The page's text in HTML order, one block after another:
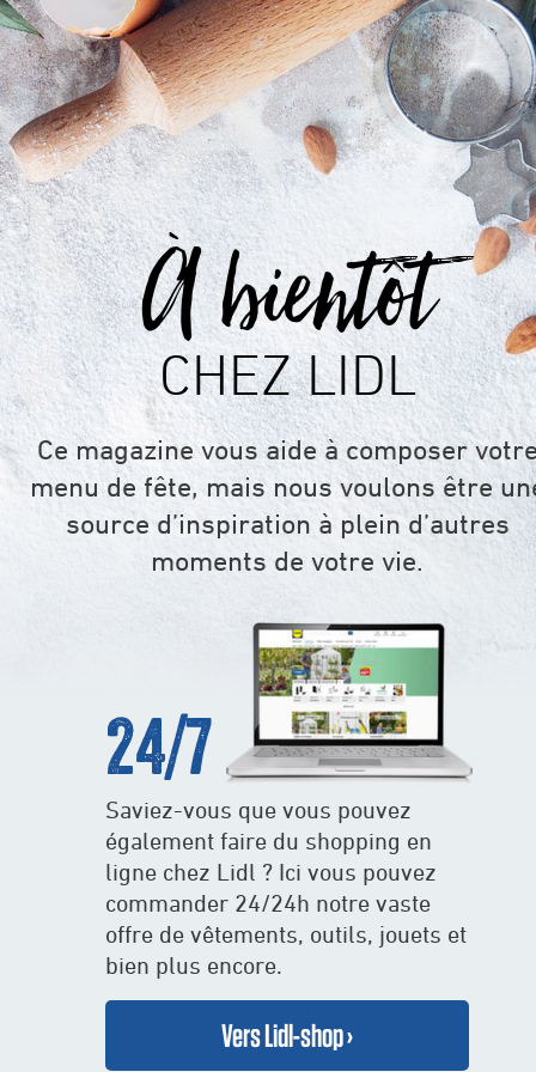
À bientôt
CHEZ LIDL
Ce magazine vous aide à composer
menu de fête, mais nous voulons être
source d’inspiration à plein d’autres
moments de votre vie.
24/7
Saviez-vous que vous pouvez
également faire du shopping en
ligne chez Lidl ? Ici vous pouvez
commander 24/24h notre vaste
offre de vêtements, outils, jouets et
bien plus encore.
Vers Lidl-shop ›